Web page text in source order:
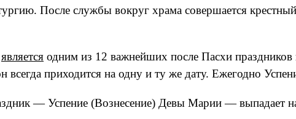
После службы вокруг храма совершается
является одним из 12 важнейших после Пасхи
всегда приходится на одну и ту же дату. Ежегодно
— Успение (Вознесение) Девы Марии — выпадает